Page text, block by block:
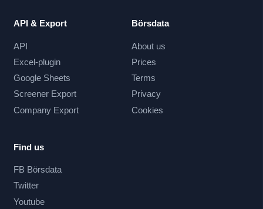
API & Export
API
Excel-plugin
Google Sheets
Screener Export
Company Export
Börsdata
About us
Prices
Terms
Privacy
Cookies
Find us
FB Börsdata
Twitter
Youtube